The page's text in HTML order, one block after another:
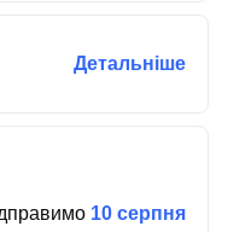
Детальніше
10 серпня